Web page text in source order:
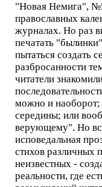
"Новая Немига",
православных
журналах. Но раз
печатать
пытаться создать
разбросанности
читатели
можно и наоборот;
середины; или
верующему". Но
исповедальная
стихов различных
неизвестных -
реальности, где